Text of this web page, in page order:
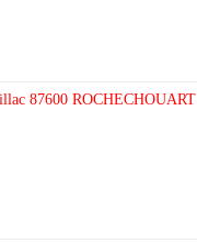
87600 ROCHECHOUART